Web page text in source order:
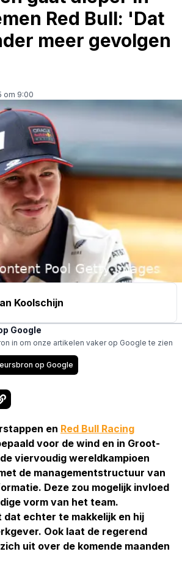
Red Bull: 'Dat
meer gevolgen
om 9:00
Koolschijn
Google
in om onze artikelen vaker op Google te zien
op Google
en Red Bull Racing
voor de wind en in Groot-
viervoudig wereldkampioen
de managementstructuur van
Deze zou mogelijk invloed
vorm van het team.
echter te makkelijk en hij
Ook laat de regerend
uit over de komende maanden